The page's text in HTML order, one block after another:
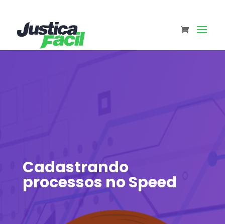
Cadastrando
processos no Speed